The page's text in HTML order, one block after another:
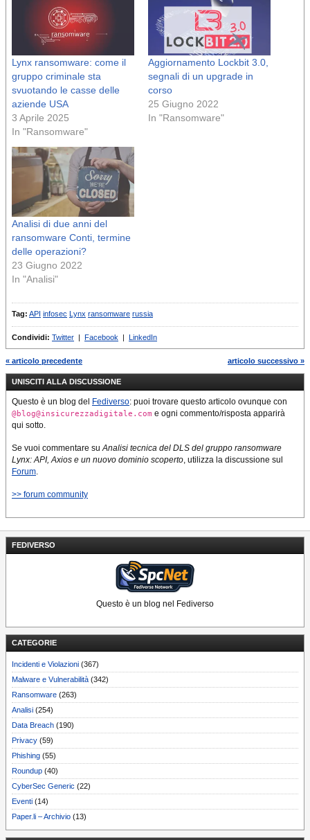
FEDIVERSO
Questo è un blog nel Fediverso
CATEGORIE
Incidenti e Violazioni (367)
Malware e Vulnerabilità (342)
Ransomware (263)
Analisi (254)
Data Breach (190)
Privacy (59)
Phishing (55)
Roundup (40)
CyberSec Generic (22)
Eventi (14)
Paper.li – Archivio (13)
Lynx ransomware: come il
gruppo criminale sta
svuotando le casse delle
aziende USA
3 Aprile 2025
In "Ransomware"
Aggiornamento Lockbit 3.0,
segnali di un upgrade in
corso
25 Giugno 2022
In "Ransomware"
Analisi di due anni del
ransomware Conti, termine
delle operazioni?
23 Giugno 2022
In "Analisi"
Tag: API infosec Lynx ransomware russia
Condividi: Twitter | Facebook | LinkedIn
« articolo precedente articolo successivo »
UNISCITI ALLA DISCUSSIONE
Questo è un blog del Fediverso: puoi trovare questo articolo ovunque con
@blog@insicurezzadigitale.com e ogni commento/risposta apparirà
qui sotto.
Se vuoi commentare suAnalisi tecnica del DLS del gruppo ransomware
Lynx: API, Axios e un nuovo dominio scoperto, utilizza la discussione sul
Forum.
>> forum community